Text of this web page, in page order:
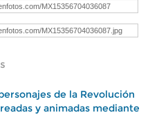
de la Revolución
y animadas mediante